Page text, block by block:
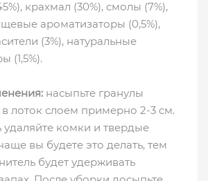
крахмал (30%), смолы (7%),
ароматизаторы (0,5%),
(3%), натуральные
(1,5%).
насыпьте гранулы
лоток слоем примерно 2-3 см.
комки и твердые
вы будете это делать, тем
будет удерживать